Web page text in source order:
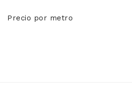
Precio por metro